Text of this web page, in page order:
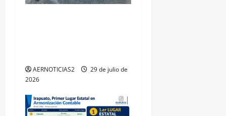
AERNOTICIAS2
29 de julio de
2026